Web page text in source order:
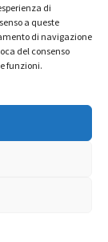
di
a queste
di navigazione
del consenso
funzioni.